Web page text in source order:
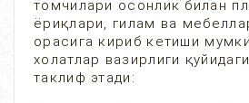
томчилари осонлик билан
ёриқлари, гилам ва
орасига кириб кетиши
холатлар вазирлиги
таклиф этади: